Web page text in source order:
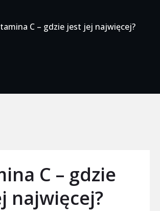
C – gdzie jest jej najwięcej?
C – gdzie
najwięcej?